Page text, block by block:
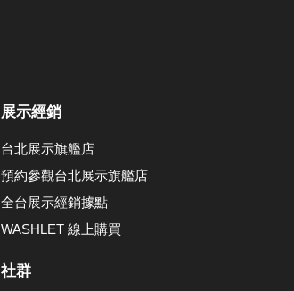
展示經銷
台北展示旗艦店
預約參觀台北展示旗艦店
全台展示經銷據點
WASHLET 線上購買
社群